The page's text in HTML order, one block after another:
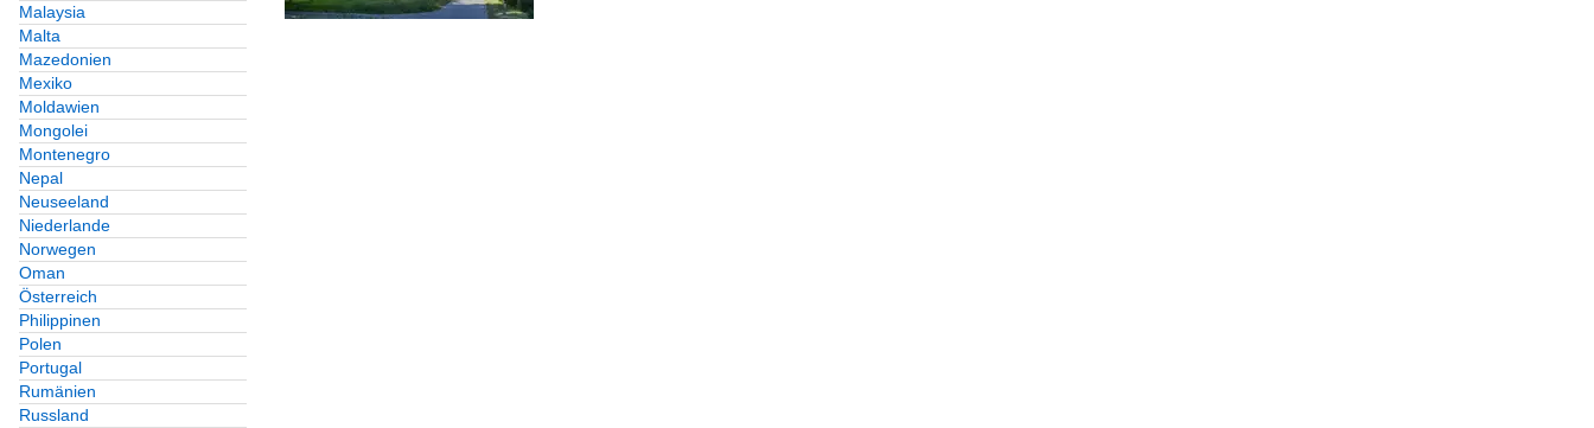
Malaysia
Malta
Mazedonien
Mexiko
Moldawien
Mongolei
Montenegro
Nepal
Neuseeland
Niederlande
Norwegen
Oman
Österreich
Philippinen
Polen
Portugal
Rumänien
Russland